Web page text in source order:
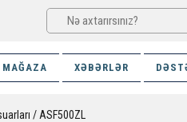
MAĞAZA XƏBƏRLƏR
ASF500ZL